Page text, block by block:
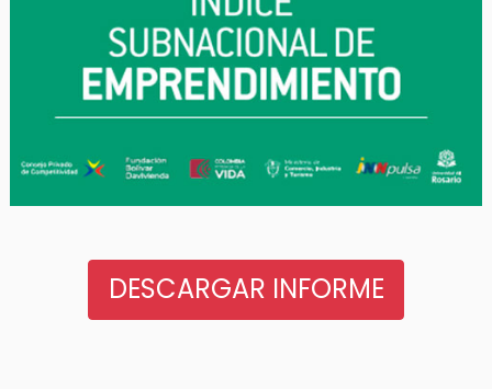
DESCARGAR INFORME